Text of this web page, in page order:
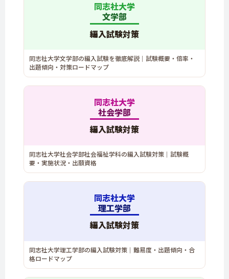
同志社大学
文学部
編入試験対策
同志社大学文学部の編入試験を徹底解説｜試験概要・倍率・
出題傾向・対策ロードマップ
同志社大学
社会学部
編入試験対策
同志社大学社会学部社会福祉学科の編入試験対策｜試験概
要・実施状況・出願資格
同志社大学
理工学部
編入試験対策
同志社大学理工学部の編入試験対策｜難易度・出題傾向・合
格ロードマップ